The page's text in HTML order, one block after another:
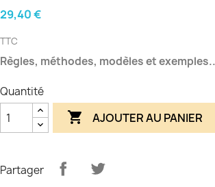
29,40 €
TTC
Règles, méthodes, modèles et
Quantité
 AJOUTER AU PANIER
Partager